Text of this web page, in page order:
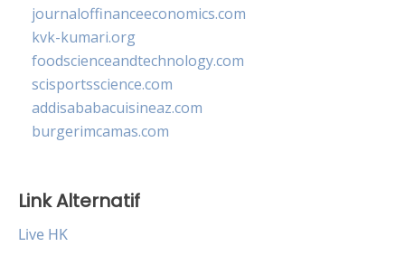
journaloffinanceeconomics.com
kvk-kumari.org
foodscienceandtechnology.com
scisportsscience.com
addisababacuisineaz.com
burgerimcamas.com
Link Alternatif
Live HK